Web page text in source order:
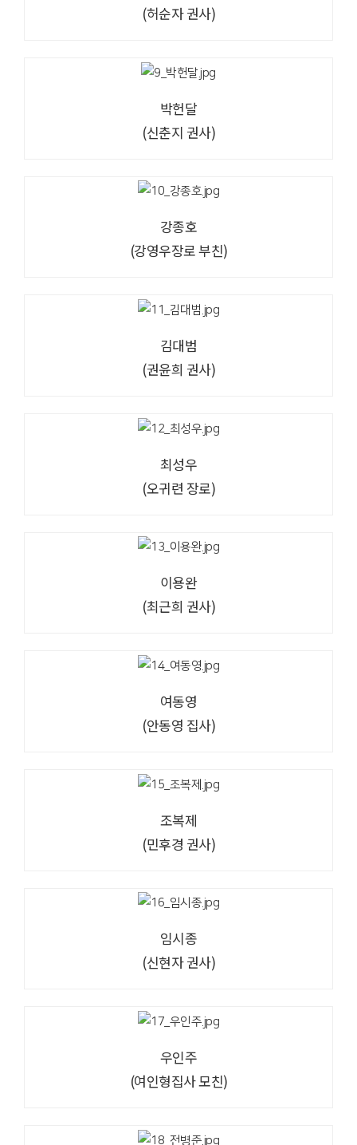
(허순자 권사)
박헌달
(신춘지 권사)
강종호
(강영우장로 부친)
김대범
(권윤희 권사)
최성우
(오귀련 장로)
이용완
(최근희 권사)
여동영
(안동영 집사)
조복제
(민후경 권사)
임시종
(신현자 권사)
우인주
(여인형집사 모친)